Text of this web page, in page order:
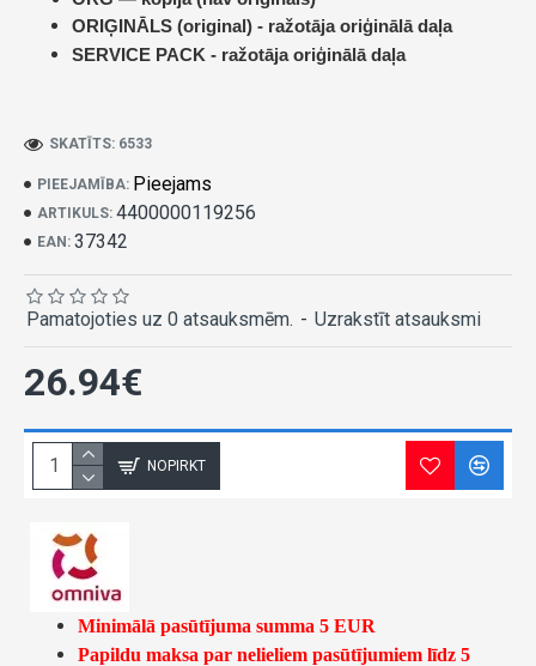
ORIĢINĀLS (original) - ražotāja oriģinālā daļa
SERVICE PACK - ražotāja oriģinālā daļa
PIEEJAMĪBA: Pieejams
ARTIKULS: 4400000119256
EAN: 37342
SKATĪTS: 6533
Pamatojoties uz 0 atsauksmēm. - Uzrakstīt atsauksmi
26.94€
NOPIRKT
Minimālā pasūtījuma summa 5 EUR
Papildu maksa par nelieliem pasūtījumiem līdz 5